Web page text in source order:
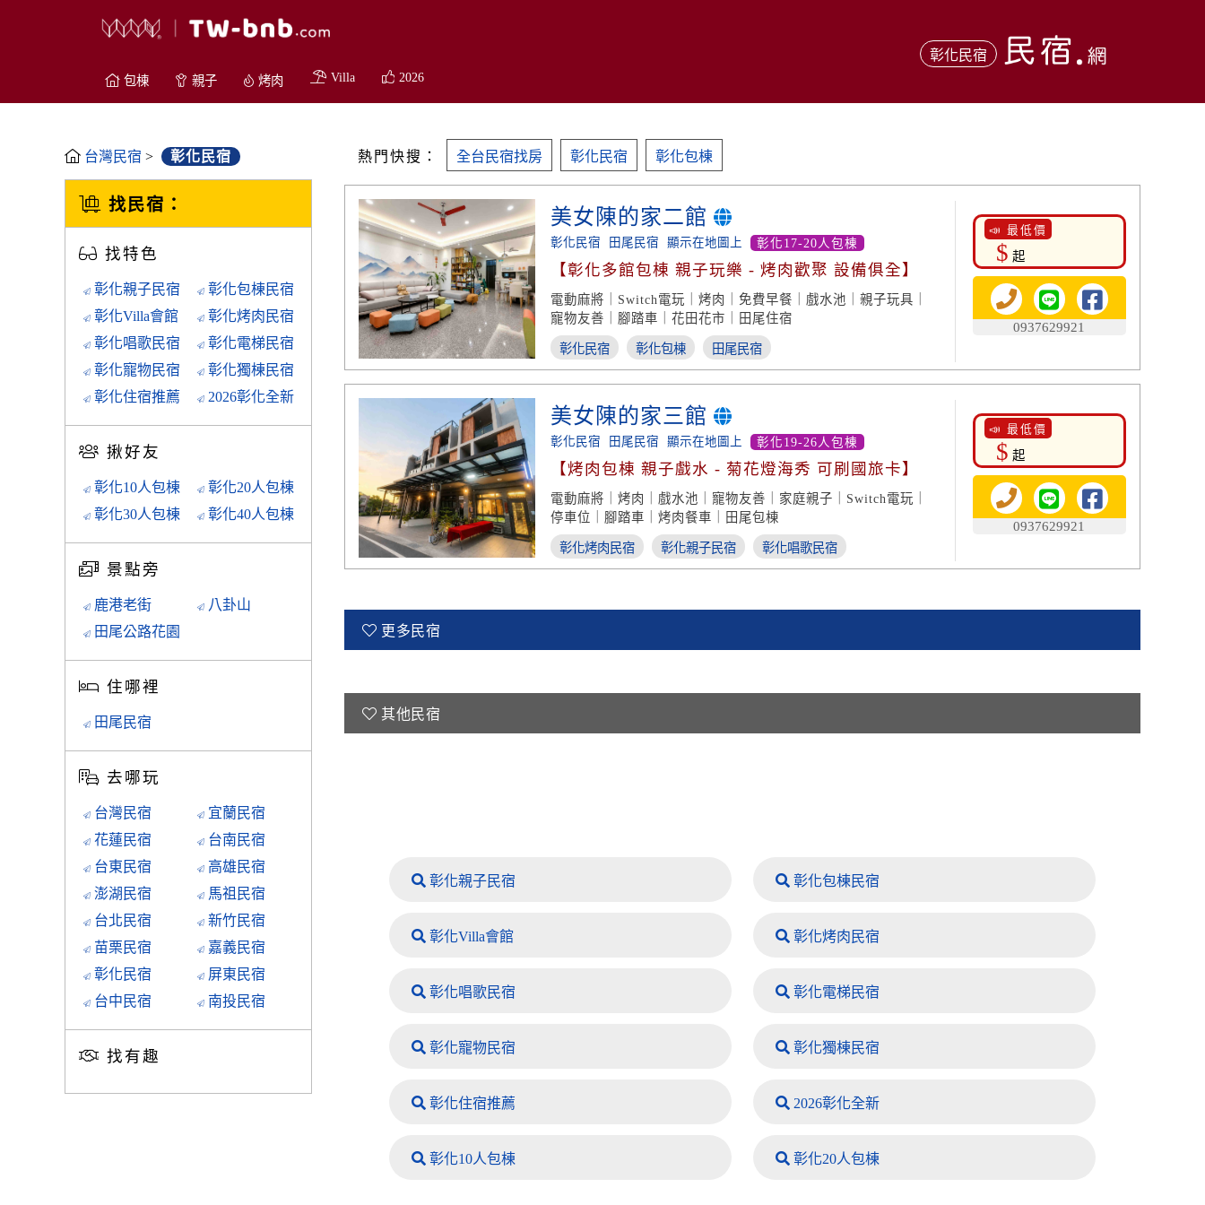
包棟 親子 烤肉 Villa 2026
彰化民宿
台灣民宿 > 彰化民宿
找民宿：
找特色
彰化親子民宿
彰化包棟民宿
彰化Villa會館
彰化烤肉民宿
彰化唱歌民宿
彰化電梯民宿
彰化寵物民宿
彰化獨棟民宿
彰化住宿推薦
2026彰化全新
揪好友
彰化10人包棟
彰化20人包棟
彰化30人包棟
彰化40人包棟
景點旁
鹿港老街
八卦山
田尾公路花園
住哪裡
田尾民宿
去哪玩
台灣民宿
宜蘭民宿
花蓮民宿
台南民宿
台東民宿
高雄民宿
澎湖民宿
馬祖民宿
台北民宿
新竹民宿
苗栗民宿
嘉義民宿
彰化民宿
屏東民宿
台中民宿
南投民宿
找有趣
熱門快搜： 全台民宿找房 彰化民宿 彰化包棟
美女陳的家二館
彰化民宿 田尾民宿 顯示在地圖上 彰化17-20人包棟
【彰化多館包棟 親子玩樂 - 烤肉歡聚 設備俱全】
電動麻將｜Switch電玩｜烤肉｜免費早餐｜戲水池｜親子玩具｜
寵物友善｜腳踏車｜花田花市｜田尾住宿
彰化民宿 彰化包棟 田尾民宿
📣 最低價
$ 起
0937629921
美女陳的家三館
彰化民宿 田尾民宿 顯示在地圖上 彰化19-26人包棟
【烤肉包棟 親子戲水 - 菊花燈海秀 可刷國旅卡】
電動麻將｜烤肉｜戲水池｜寵物友善｜家庭親子｜Switch電玩｜
停車位｜腳踏車｜烤肉餐車｜田尾包棟
彰化烤肉民宿 彰化親子民宿 彰化唱歌民宿
📣 最低價
$ 起
0937629921
更多民宿
其他民宿
彰化親子民宿 彰化包棟民宿
彰化Villa會館 彰化烤肉民宿
彰化唱歌民宿 彰化電梯民宿
彰化寵物民宿 彰化獨棟民宿
彰化住宿推薦 2026彰化全新
彰化10人包棟 彰化20人包棟